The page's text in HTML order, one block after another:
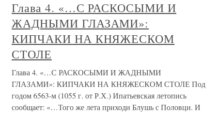
Глава 4. «…С РАСКОСЫМИ И
ЖАДНЫМИ ГЛАЗАМИ»:
КИПЧАКИ НА КНЯЖЕСКОМ
СТОЛЕ
Глава 4. «…С РАСКОСЫМИ И ЖАДНЫМИ
ГЛАЗАМИ»: КИПЧАКИ НА КНЯЖЕСКОМ СТОЛЕ Под
годом 6563-м (1055 г. от Р.Х.) Ипатьевская летопись
сообщает: «…Того же лета приходи Блушь с Половци. И